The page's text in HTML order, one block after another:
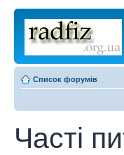
Список форумів
Часті